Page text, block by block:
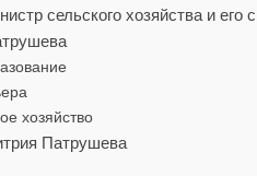
сельского хозяйства и его
хозяйство
Патрушева